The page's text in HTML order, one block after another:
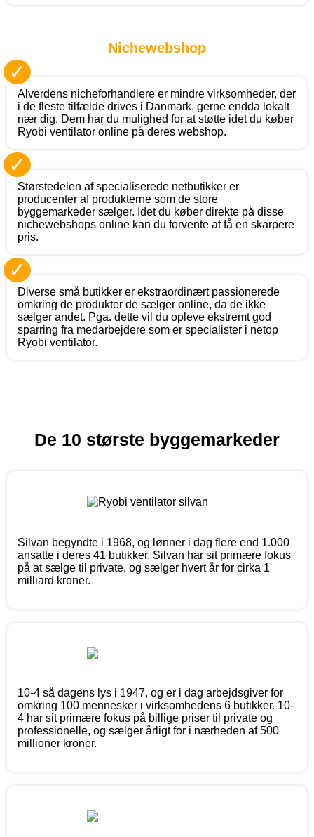
Nichewebshop
✓
Alverdens nicheforhandlere er mindre virksomheder, der
i de fleste tilfælde drives i Danmark, gerne endda lokalt
nær dig. Dem har du mulighed for at støtte idet du køber
Ryobi ventilator online på deres webshop.
✓
Størstedelen af specialiserede netbutikker er
producenter af produkterne som de store
byggemarkeder sælger. Idet du køber direkte på disse
nichewebshops online kan du forvente at få en skarpere
pris.
✓
Diverse små butikker er ekstraordinært passionerede
omkring de produkter de sælger online, da de ikke
sælger andet. Pga. dette vil du opleve ekstremt god
sparring fra medarbejdere som er specialister i netop
Ryobi ventilator.
De 10 største byggemarkeder
Silvan begyndte i 1968, og lønner i dag flere end 1.000
ansatte i deres 41 butikker. Silvan har sit primære fokus
på at sælge til private, og sælger hvert år for cirka 1
milliard kroner.
10-4 så dagens lys i 1947, og er i dag arbejdsgiver for
omkring 100 mennesker i virksomhedens 6 butikker. 10-
4 har sit primære fokus på billige priser til private og
professionelle, og sælger årligt for i nærheden af 500
millioner kroner.